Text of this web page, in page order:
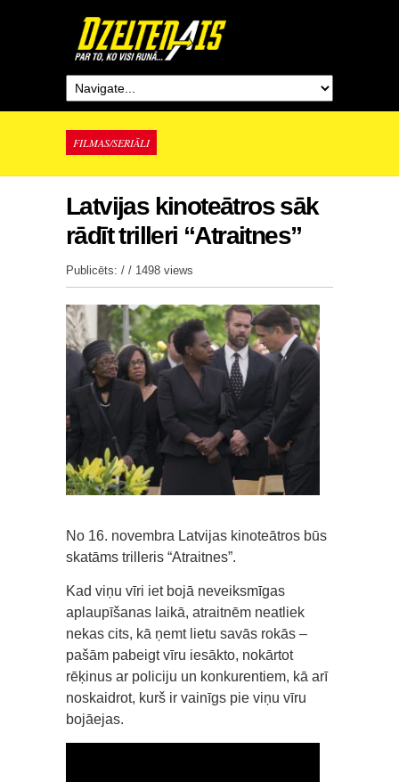
FILMAS/SERIĀLI
Latvijas kinoteātros sāk
rādīt trilleri “Atraitnes”
Publicēts: / / 1498 views
No 16. novembra Latvijas kinoteātros būs
skatāms trilleris “Atraitnes”.
Kad viņu vīri iet bojā neveiksmīgas
aplaupīšanas laikā, atraitnēm neatliek
nekas cits, kā ņemt lietu savās rokās –
pašām pabeigt vīru iesākto, nokārtot
rēķinus ar policiju un konkurentiem, kā arī
noskaidrot, kurš ir vainīgs pie viņu vīru
bojāejas.